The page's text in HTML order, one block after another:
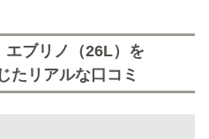
エブリノ（26L）を
たリアルな口コミ